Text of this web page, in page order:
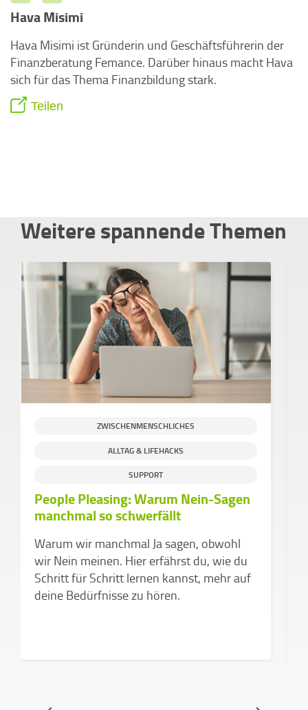
Hava Misimi
Hava Misimi ist Gründerin und Geschäftsführerin der
Finanzberatung Femance. Darüber hinaus macht Hava
sich für das Thema Finanzbildung stark.
Teilen
Weitere spannende Themen
ZWISCHENMENSCHLICHES
ALLTAG & LIFEHACKS
SUPPORT
People Pleasing: Warum Nein-Sagen
manchmal so schwerfällt
Warum wir manchmal Ja sagen, obwohl
wir Nein meinen. Hier erfährst du, wie du
Schritt für Schritt lernen kannst, mehr auf
deine Bedürfnisse zu hören.